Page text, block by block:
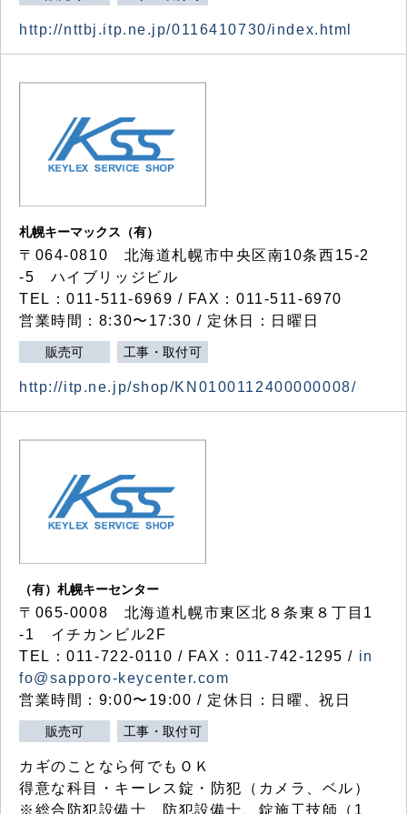
http://nttbj.itp.ne.jp/0116410730/index.html
札幌キーマックス（有）
〒064-0810 北海道札幌市中央区南10条西15-2
-5 ハイブリッジビル
TEL：011-511-6969 / FAX：011-511-6970
営業時間：8:30〜17:30 / 定休日：日曜日
販売可 工事・取付可
http://itp.ne.jp/shop/KN0100112400000008/
（有）札幌キーセンター
〒065-0008 北海道札幌市東区北８条東８丁目1
-1 イチカンビル2F
TEL：011-722-0110 / FAX：011-742-1295 / in
fo@sapporo-keycenter.com
営業時間：9:00〜19:00 / 定休日：日曜、祝日
販売可 工事・取付可
カギのことなら何でもＯＫ
得意な科目・キーレス錠・防犯（カメラ、ベル）
※総合防犯設備士、防犯設備士、錠施工技師（1